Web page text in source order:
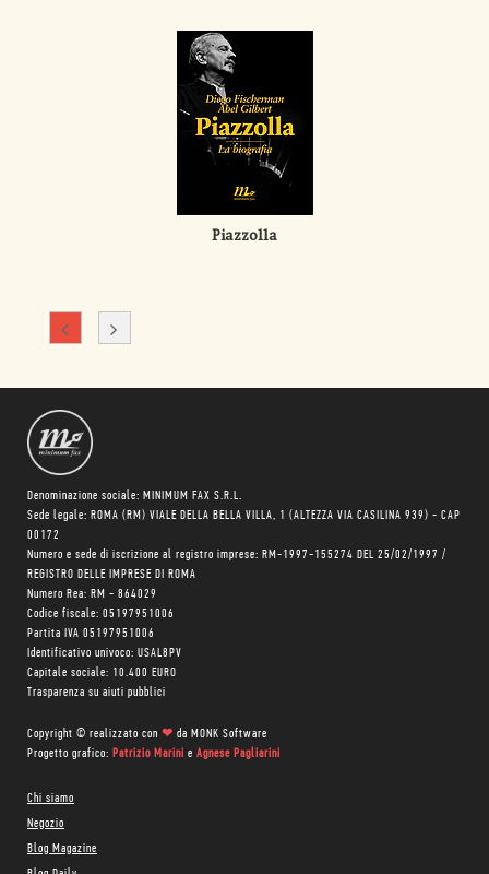
Piazzolla
Denominazione sociale: MINIMUM FAX S.R.L.
Sede legale: ROMA (RM) VIALE DELLA BELLA VILLA, 1 (ALTEZZA VIA CASILINA 939) - CAP
00172
Numero e sede di iscrizione al registro imprese: RM-1997-155274 DEL 25/02/1997 /
REGISTRO DELLE IMPRESE DI ROMA
Numero Rea: RM - 864029
Codice fiscale: 05197951006
Partita IVA 05197951006
Identificativo univoco: USAL8PV
Capitale sociale: 10.400 EURO
Trasparenza su aiuti pubblici
Copyright © realizzato con ❤ da MONK Software
Progetto grafico: Patrizio Marini e Agnese Pagliarini
Chi siamo
Negozio
Blog Magazine